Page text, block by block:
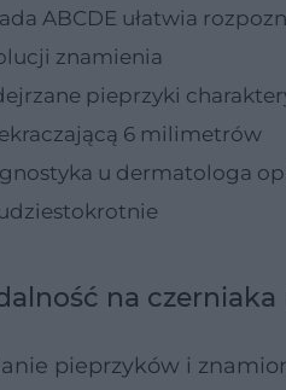
ABCDE ułatwia
znamienia
pieprzyki
6 milimetrów
u dermatologa
na
pieprzyków i